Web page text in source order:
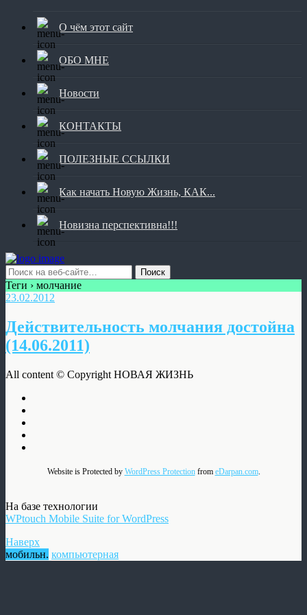
О чём этот сайт
ОБО МНЕ
Новости
КОНТАКТЫ
ПОЛЕЗНЫЕ ССЫЛКИ
Как начать Новую Жизнь, КАК...
Новизна перспективна!!!
Теги › молчание
23.02.2012
Действительность молчания достойна
(14.06.2011)
All content © Copyright НОВАЯ ЖИЗНЬ
Website is Protected by WordPress Protectionfrom eDarpan.com.
На базе технологии
WPtouch Mobile Suite for WordPress
Наверх
мобильн. компьютерная